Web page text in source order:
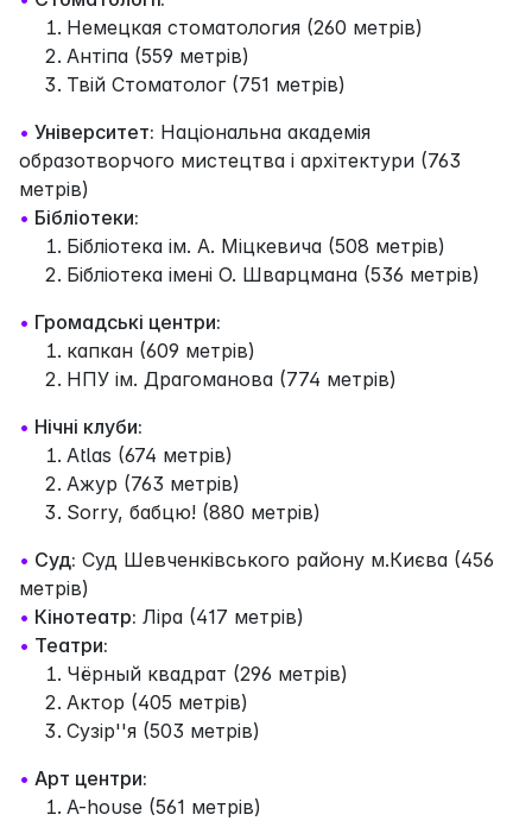
Немецкая стоматология (260 метрів)
Антіпа (559 метрів)
Твій Стоматолог (751 метрів)
• Університет: Національна академія
образотворчого мистецтва і архітектури (763
метрів)
• Бібліотеки:
Бібліотека ім. А. Міцкевича (508 метрів)
Бібліотека імені О. Шварцмана (536 метрів)
• Громадські центри:
капкан (609 метрів)
НПУ ім. Драгоманова (774 метрів)
• Нічні клуби:
Atlas (674 метрів)
Ажур (763 метрів)
Sorry, бабцю! (880 метрів)
• Суд: Суд Шевченківського району м.Києва (456
метрів)
• Кінотеатр: Ліра (417 метрів)
• Театри:
Чёрный квадрат (296 метрів)
Актор (405 метрів)
Сузір''я (503 метрів)
• Арт центри:
A-house (561 метрів)